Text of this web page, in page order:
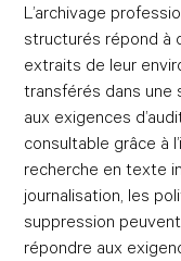
L’archivage
structurés répond à
extraits de leur
transférés dans
aux exigences
consultable grâce à
recherche en texte
journalisation, les
suppression
répondre aux